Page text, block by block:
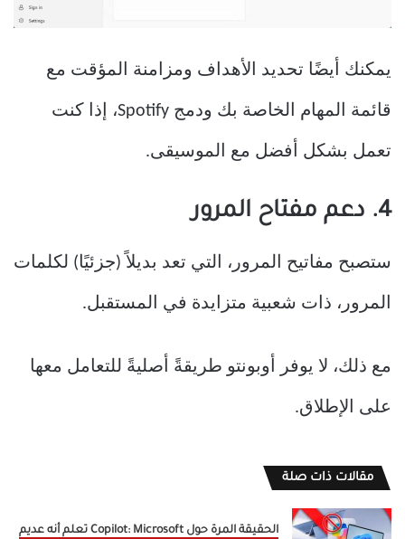
يمكنك أيضًا تحديد الأهداف ومزامنة المؤقت مع
قائمة المهام الخاصة بك ودمج Spotify، إذا كنت
تعمل بشكل أفضل مع الموسيقى.
4. دعم مفتاح المرور
ستصبح مفاتيح المرور، التي تعد بديلاً (جزئيًا) لكلمات
المرور، ذات شعبية متزايدة في المستقبل.
مع ذلك، لا يوفر أوبونتو طريقةً أصليةً للتعامل معها
على الإطلاق.
مقالات ذات صلة
الحقيقة المرة حول Copilot: Microsoft تعلم أنه عديم